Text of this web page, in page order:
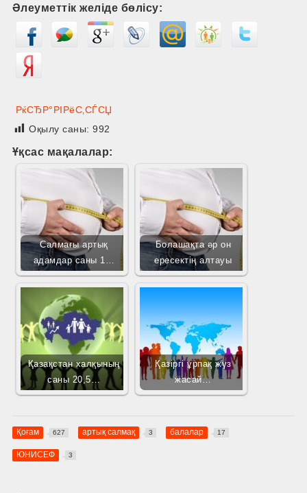
Әлеуметтік желіде бөлісу:
РќСЂР°РІРёС‚СЃСЏ
Оқылу саны:992
Ұқсас мақалалар:
Салмағы артық
адамдар саны 1…
Болашақта әр он
ересектің алтауы
Қазақстан халқының
саны 20,5…
Қазіргі ұрпақ жүз
жасай…
Қоғам 627 артық салмақ 3 балалар 17
ЮНИСЕФ 3